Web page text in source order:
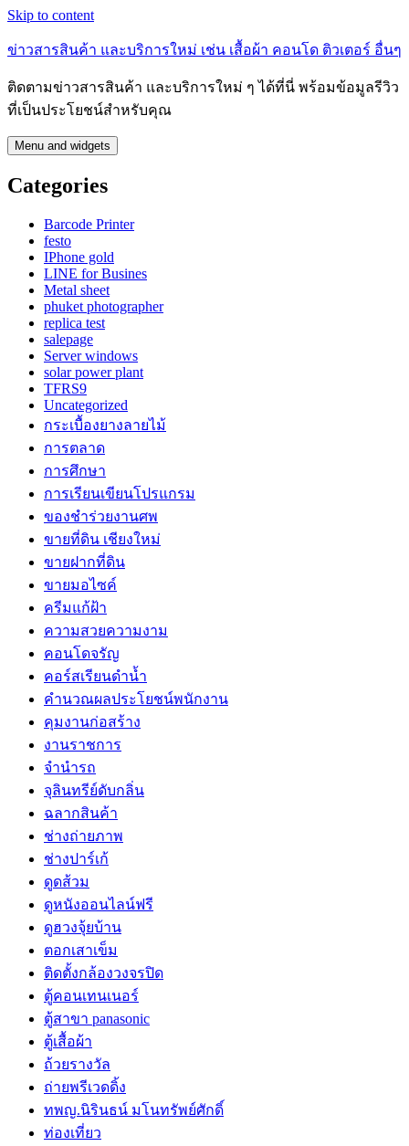
Skip to content
ข่าวสารสินค้า และบริการใหม่ เช่น เสื้อผ้า คอนโด ติวเตอร์ อื่นๆ
ติดตามข่าวสารสินค้า และบริการใหม่ ๆ ได้ที่นี่ พร้อมข้อมูลรีวิว
ที่เป็นประโยชน์สำหรับคุณ
Menu and widgets
Categories
Barcode Printer
festo
IPhone gold
LINE for Busines
Metal sheet
phuket photographer
replica test
salepage
Server windows
solar power plant
TFRS9
Uncategorized
กระเบื้องยางลายไม้
การตลาด
การศึกษา
การเรียนเขียนโปรแกรม
ของชำร่วยงานศพ
ขายที่ดิน เชียงใหม่
ขายฝากที่ดิน
ขายมอไซค์
ครีมแก้ฝ้า
ความสวยความงาม
คอนโดจรัญ
คอร์สเรียนดำน้ำ
คำนวณผลประโยชน์พนักงาน
คุมงานก่อสร้าง
งานราชการ
จำนำรถ
จุลินทรีย์ดับกลิ่น
ฉลากสินค้า
ช่างถ่ายภาพ
ช่างปาร์เก้
ดูดส้วม
ดูหนังออนไลน์ฟรี
ดูฮวงจุ้ยบ้าน
ตอกเสาเข็ม
ติดตั้งกล้องวงจรปิด
ตู้คอนเทนเนอร์
ตู้สาขา panasonic
ตู้เสื้อผ้า
ถ้วยรางวัล
ถ่ายพรีเวดดิ้ง
ทพญ.นิรินธน์ มโนทรัพย์ศักดิ์
ท่องเที่ยว